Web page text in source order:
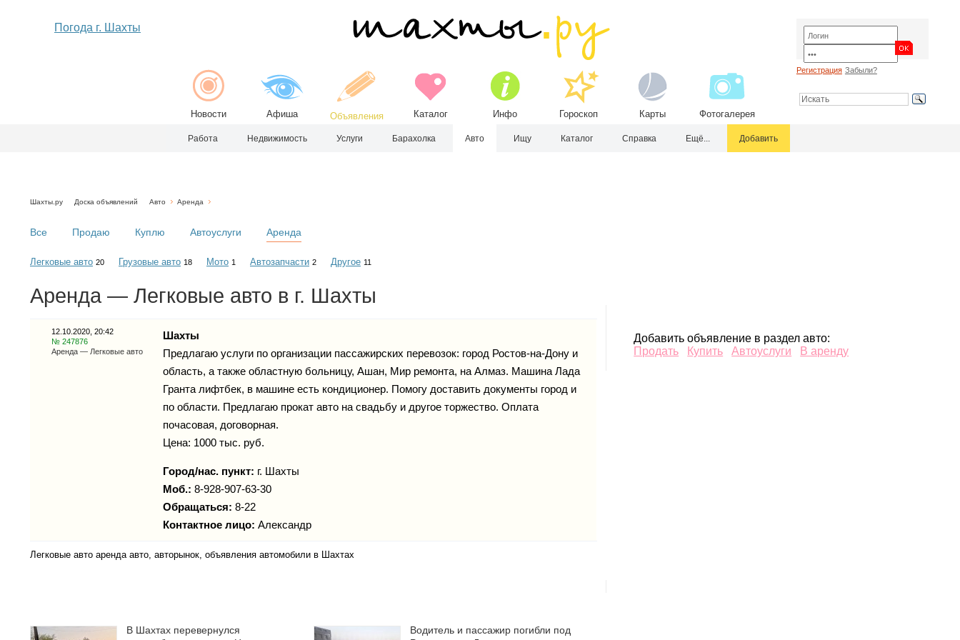
Погода г. Шахты
Новости Афиша Объявления Каталог Инфо Гороскоп Карты Фотогалерея
Регистрация Забыли?
Работа Недвижимость Услуги Барахолка Авто Ищу Каталог Справка Ещё... Добавить
Шахты.ру Доска объявлений Авто Аренда
Все Продаю Куплю Автоуслуги Аренда
Легковые авто 20 Грузовые авто 18 Мото 1 Автозапчасти 2 Другое 11
Аренда — Легковые авто в г. Шахты
12.10.2020, 20:42
№ 247876
Аренда — Легковые авто
Шахты
Предлагаю услуги по организации пассажирских перевозок: город Ростов-на-Дону и
область, а также областную больницу, Ашан, Мир ремонта, на Алмаз. Машина Лада
Гранта лифтбек, в машине есть кондиционер. Помогу доставить документы город и
по области. Предлагаю прокат авто на свадьбу и другое торжество. Оплата
почасовая, договорная.
Цена: 1000 тыс. руб.
Город/нас. пункт: г. Шахты
Моб.: 8-928-907-63-30
Обращаться: 8-22
Контактное лицо: Александр
Легковые авто аренда авто, авторынок, объявления автомобили в Шахтах
Добавить объявление в раздел авто:
Продать
Купить Автоуслуги В аренду
В Шахтах перевернулся
Водитель и пассажир погибли под